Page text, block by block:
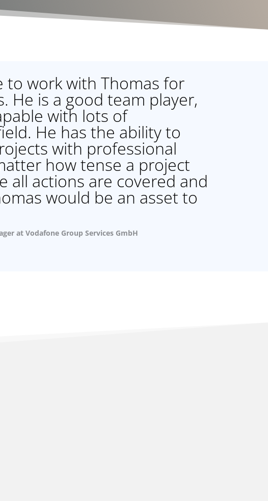
to work with Thomas for
He is a good team player,
with lots of
He has the ability to
with professional
how tense a project
all actions are covered and
would be an asset to
at Vodafone Group Services GmbH